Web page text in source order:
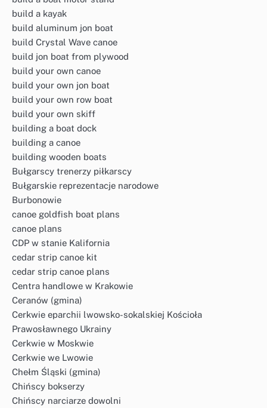
build a kayak
build aluminum jon boat
build Crystal Wave canoe
build jon boat from plywood
build your own canoe
build your own jon boat
build your own row boat
build your own skiff
building a boat dock
building a canoe
building wooden boats
Bułgarscy trenerzy piłkarscy
Bułgarskie reprezentacje narodowe
Burbonowie
canoe goldfish boat plans
canoe plans
CDP w stanie Kalifornia
cedar strip canoe kit
cedar strip canoe plans
Centra handlowe w Krakowie
Ceranów (gmina)
Cerkwie eparchii lwowsko-sokalskiej Kościoła
Prawosławnego Ukrainy
Cerkwie w Moskwie
Cerkwie we Lwowie
Chełm Śląski (gmina)
Chińscy bokserzy
Chińscy narciarze dowolni